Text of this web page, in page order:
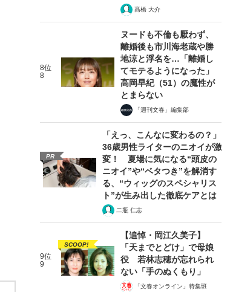
髙橋 大介
8位
8
ヌードも不倫も厭わず、
離婚後も市川海老蔵や勝
地涼と浮名を…「離婚し
てモテるようになった」
高岡早紀（51）の魔性が
とまらない
「週刊文春」編集部
PR
「えっ、こんなに変わるの？」
36歳男性ライターのニオイが激
変！ 夏場に気になる“頭皮の
ニオイ”や“ベタつき”を解消す
る、“ウィッグのスペシャリス
ト”が生み出した徹底ケアとは
二瓶 仁志
9位
9
SCOOP!
【追悼・岡江久美子】
「天までとどけ」で母娘
役 若林志穂が忘れられ
ない「手のぬくもり」
「文春オンライン」特集班